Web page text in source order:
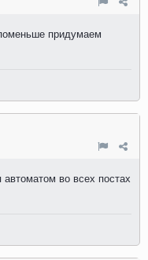
придумаем
во всех постах